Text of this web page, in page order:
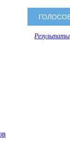
Результаты